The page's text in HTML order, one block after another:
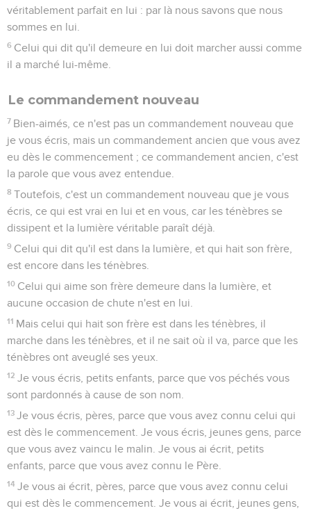
véritablement parfait en lui : par là nous savons que nous
sommes en lui.
6 Celui qui dit qu'il demeure en lui doit marcher aussi comme
il a marché lui-même.
Le commandement nouveau
7 Bien-aimés, ce n'est pas un commandement nouveau que
je vous écris, mais un commandement ancien que vous avez
eu dès le commencement ; ce commandement ancien, c'est
la parole que vous avez entendue.
8 Toutefois, c'est un commandement nouveau que je vous
écris, ce qui est vrai en lui et en vous, car les ténèbres se
dissipent et la lumière véritable paraît déjà.
9 Celui qui dit qu'il est dans la lumière, et qui hait son frère,
est encore dans les ténèbres.
10 Celui qui aime son frère demeure dans la lumière, et
aucune occasion de chute n'est en lui.
11 Mais celui qui hait son frère est dans les ténèbres, il
marche dans les ténèbres, et il ne sait où il va, parce que les
ténèbres ont aveuglé ses yeux.
12 Je vous écris, petits enfants, parce que vos péchés vous
sont pardonnés à cause de son nom.
13 Je vous écris, pères, parce que vous avez connu celui qui
est dès le commencement. Je vous écris, jeunes gens, parce
que vous avez vaincu le malin. Je vous ai écrit, petits
enfants, parce que vous avez connu le Père.
14 Je vous ai écrit, pères, parce que vous avez connu celui
qui est dès le commencement. Je vous ai écrit, jeunes gens,